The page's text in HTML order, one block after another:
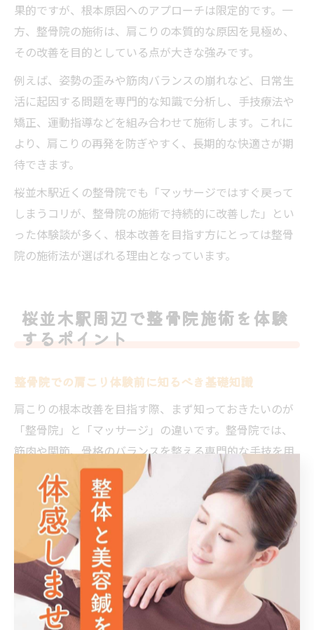
果的ですが、根本原因へのアプローチは限定的です。一
方、整骨院の施術は、肩こりの本質的な原因を見極め、
その改善を目的としている点が大きな強みです。
例えば、姿勢の歪みや筋肉バランスの崩れなど、日常生
活に起因する問題を専門的な知識で分析し、手技療法や
矯正、運動指導などを組み合わせて施術します。これに
より、肩こりの再発を防ぎやすく、長期的な快適さが期
待できます。
桜並木駅近くの整骨院でも「マッサージではすぐ戻って
しまうコリが、整骨院の施術で持続的に改善した」とい
った体験談が多く、根本改善を目指す方にとっては整骨
院の施術法が選ばれる理由となっています。
桜並木駅周辺で整骨院施術を体験
するポイント
整骨院での肩こり体験前に知るべき基礎知識
肩こりの根本改善を目指す際、まず知っておきたいのが
「整骨院」と「マッサージ」の違いです。整骨院では、
筋肉や関節、骨格のバランスを整える専門的な手技を用
いて、肩こりの原因からアプローチします。これは単に
痛みを和らげるだけでなく、姿勢や生活習慣の見直しに
もつながるため、再発防止にも効果的です。
一方で、マッサージは一時的なリラクゼーションや血行
促進が目的のため、根本的な改善には至りにくい傾向が
あります。整骨院では国家資格を持つ施術者が一人ひと
りの身体状態を見極め、個別に適した施術計画を提案し
てもらえるのが大きな特徴です。